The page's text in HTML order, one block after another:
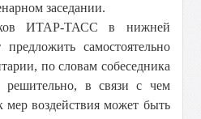
заседании.
ИТАР-ТАСС в нижней
самостоятельно
по словам собеседника
решительно, в связи с чем
воздействия может быть